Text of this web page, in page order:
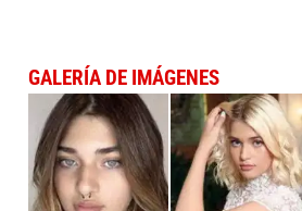
GALERÍA DE IMÁGENES